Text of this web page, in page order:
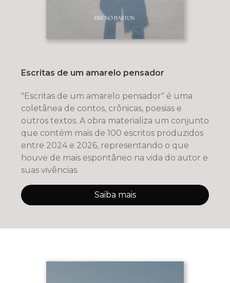
Escritas de um amarelo pensador
"Escritas de um amarelo pensador" é uma
coletânea de contos, crônicas, poesias e
outros textos. A obra materializa um conjunto
que contém mais de 100 escritos produzidos
entre 2024 e 2026, representando o que
houve de mais espontâneo na vida do autor e
suas vivências.
Saiba mais